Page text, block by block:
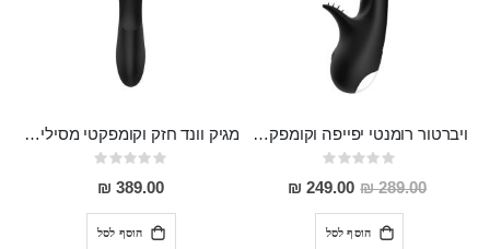
ויברטור רומנטי יפייפה וקומפקטי לגירוי חיצוני ופנימי מסיליקון רפואי עמיד למים ROMANCE
Rating:
0%
289.00 ₪
מחיר
מבצע
249.00 ₪
הוסף לסל
מגיק וונד חזק וקומפקטי מסיליקון רפואי בעל 20 מצבי רטט , שקט ועמיד למים MASSA
Rating:
0%
389.00 ₪
הוסף לסל